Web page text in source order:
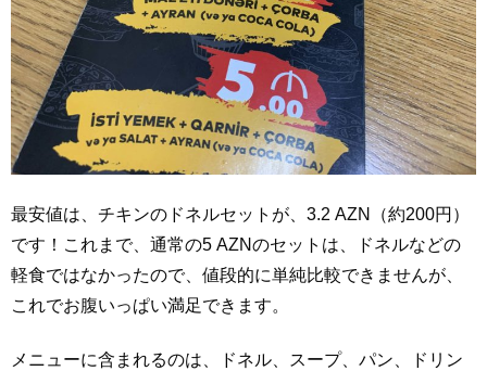
最安値は、チキンのドネルセットが、3.2 AZN（約200円）
です！これまで、通常の5 AZNのセットは、ドネルなどの
軽食ではなかったので、値段的に単純比較できませんが、
これでお腹いっぱい満足できます。
メニューに含まれるのは、ドネル、スープ、パン、ドリン